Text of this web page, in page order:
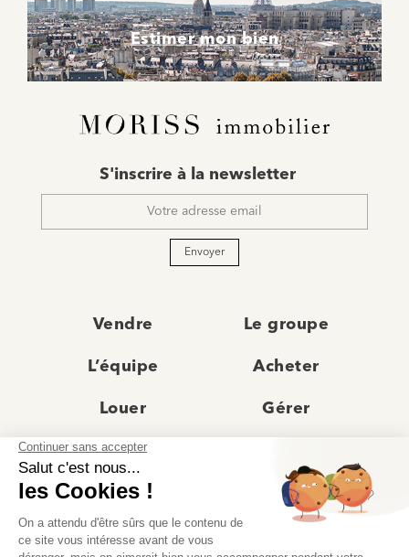
Estimer mon bien
mail
S'inscrire à la newsletter
Envoyer
Vendre Le groupe
L’équipe Acheter
Louer Gérer
Actualités
Recrutement Avis clients
Prestige